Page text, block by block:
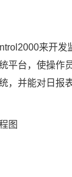
来开发监
平台，使操作
，并能对日报
图